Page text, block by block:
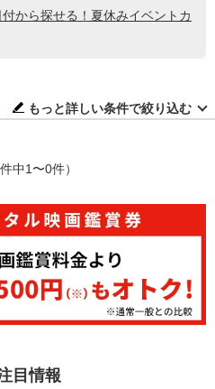
付から探せる！夏休みイベントカ
もっと詳しい条件で絞り込む
件中1〜0件）
目情報